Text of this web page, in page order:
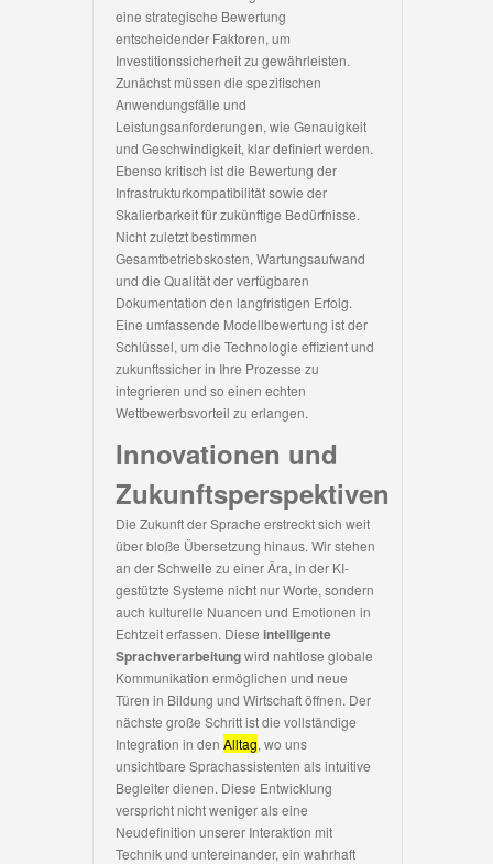
eine strategische Bewertung
entscheidender Faktoren, um
Investitionssicherheit zu gewährleisten.
Zunächst müssen die spezifischen
Anwendungsfälle und
Leistungsanforderungen, wie Genauigkeit
und Geschwindigkeit, klar definiert werden.
Ebenso kritisch ist die Bewertung der
Infrastrukturkompatibilität sowie der
Skalierbarkeit für zukünftige Bedürfnisse.
Nicht zuletzt bestimmen
Gesamtbetriebskosten, Wartungsaufwand
und die Qualität der verfügbaren
Dokumentation den langfristigen Erfolg.
Eine umfassende Modellbewertung ist der
Schlüssel, um die Technologie effizient und
zukunftssicher in Ihre Prozesse zu
integrieren und so einen echten
Wettbewerbsvorteil zu erlangen.
Innovationen und
Zukunftsperspektiven
Die Zukunft der Sprache erstreckt sich weit
über bloße Übersetzung hinaus. Wir stehen
an der Schwelle zu einer Ära, in der KI-
gestützte Systeme nicht nur Worte, sondern
auch kulturelle Nuancen und Emotionen in
Echtzeit erfassen. Diese intelligente
Sprachverarbeitungwird nahtlose globale
Kommunikation ermöglichen und neue
Türen in Bildung und Wirtschaft öffnen. Der
nächste große Schritt ist die vollständige
Integration in den Alltag, wo uns
unsichtbare Sprachassistenten als intuitive
Begleiter dienen. Diese Entwicklung
verspricht nicht weniger als eine
Neudefinition unserer Interaktion mit
Technik und untereinander, ein wahrhaft